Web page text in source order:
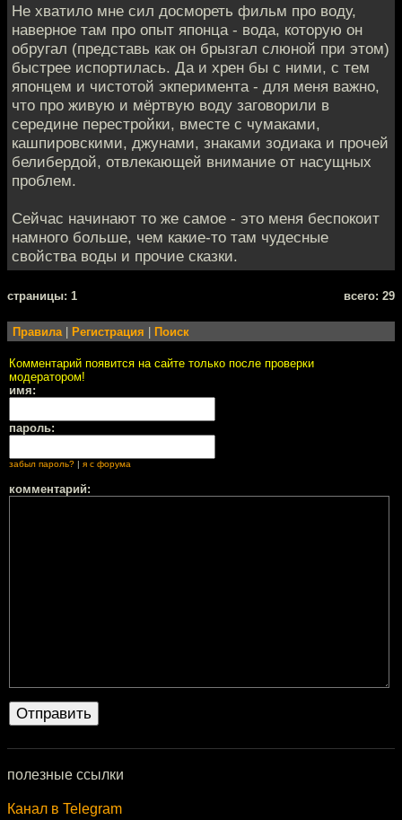
Не хватило мне сил досмореть фильм про воду,
наверное там про опыт японца - вода, которую он
обругал (представь как он брызгал слюной при этом)
быстрее испортилась. Да и хрен бы с ними, с тем
японцем и чистотой экперимента - для меня важно,
что про живую и мёртвую воду заговорили в
середине перестройки, вместе с чумаками,
кашпировскими, джунами, знаками зодиака и прочей
белибердой, отвлекающей внимание от насущных
проблем.
Сейчас начинают то же самое - это меня беспокоит
намного больше, чем какие-то там чудесные
свойства воды и прочие сказки.
cтраницы: 1 всего: 29
Правила | Регистрация | Поиск
Комментарий появится на сайте только после проверки
модератором!
имя:
пароль:
забыл пароль? | я с форума
комментарий:
полезные ссылки
Канал в Telegram